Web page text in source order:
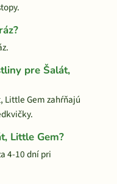
pre Šalát,
Little Gem zahŕňajú
Little Gem?
4-10 dní pri